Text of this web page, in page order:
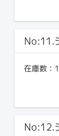
No:11.
在庫数： 1
No:12.